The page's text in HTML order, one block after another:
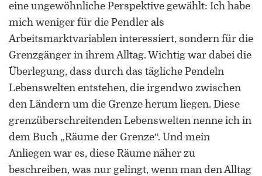
ORCID 0000-0002-5402-3860
Professor für Kulturwissenschaftliche
Grenzforschung an der Universität
Luxemburg
Leiter des Interdisziplinären
Kompetenzzentrums „UniGR-Center
eine ungewöhnliche Perspektive gewählt: Ich habe
mich weniger für die Pendler als
Arbeitsmarktvariablen interessiert, sondern für die
Grenzgänger in ihrem Alltag. Wichtig war dabei die
Überlegung, dass durch das tägliche Pendeln
Lebenswelten entstehen, die irgendwo zwischen
den Ländern um die Grenze herum liegen. Diese
grenzüberschreitenden Lebenswelten nenne ich in
dem Buch „Räume der Grenze“. Und mein
Anliegen war es, diese Räume näher zu
beschreiben, was nur gelingt, wenn man den Alltag